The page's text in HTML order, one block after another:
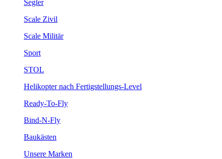
Segler
Scale Zivil
Scale Militär
Sport
STOL
Helikopter nach Fertigstellungs-Level
Ready-To-Fly
Bind-N-Fly
Baukästen
Unsere Marken